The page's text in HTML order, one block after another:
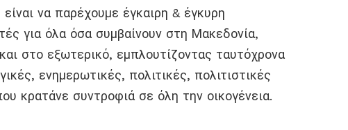
να παρέχουμε έγκαιρη & έγκυρη
για όλα όσα συμβαίνουν στη Μακεδονία,
στο εξωτερικό, εμπλουτίζοντας ταυτόχρονα
ενημερωτικές, πολιτικές, πολιτιστικές
κρατάνε συντροφιά σε όλη την οικογένεια.